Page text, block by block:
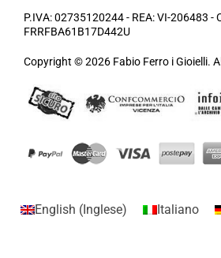
P.IVA: 02735120244 - REA: VI-206483 -
FRRFBA61B17D442U
Copyright © 2026 Fabio Ferro i Gioielli.
English (Inglese) Italiano